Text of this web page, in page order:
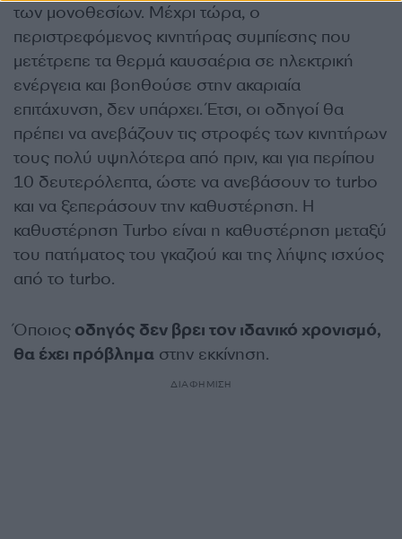
των μονοθεσίων. Μέχρι τώρα, ο
περιστρεφόμενος κινητήρας συμπίεσης που
μετέτρεπε τα θερμά καυσαέρια σε ηλεκτρική
ενέργεια και βοηθούσε στην ακαριαία
επιτάχυνση, δεν υπάρχει. Έτσι, οι οδηγοί θα
πρέπει να ανεβάζουν τις στροφές των κινητήρων
τους πολύ υψηλότερα από πριν, και για περίπου
10 δευτερόλεπτα, ώστε να ανεβάσουν το turbo
και να ξεπεράσουν την καθυστέρηση. Η
καθυστέρηση Turbo είναι η καθυστέρηση μεταξύ
του πατήματος του γκαζιού και της λήψης ισχύος
από το turbo.
Όποιος οδηγός δεν βρει τον ιδανικό χρονισμό,
θα έχει πρόβλημα στην εκκίνηση.
ΔΙΑΦΗΜΙΣΗ